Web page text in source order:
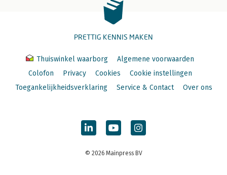
PRETTIG KENNIS MAKEN
Thuiswinkel waarborg
Algemene voorwaarden
Colofon
Privacy Cookies
Cookie instellingen
Toegankelijkheidsverklaring
Service & Contact Over ons
© 2026 Mainpress BV